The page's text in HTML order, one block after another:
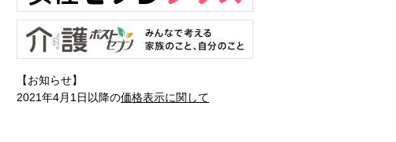
【お知らせ】
2021年4月1日以降の価格表示に関して